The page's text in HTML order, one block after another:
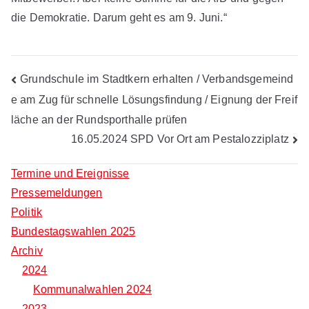
die Demokratie. Darum geht es am 9. Juni.“
Beitragsnavigation
Grundschule im Stadtkern erhalten / Verbandsgemeind
e am Zug für schnelle Lösungsfindung / Eignung der Freif
läche an der Rundsporthalle prüfen
16.05.2024 SPD Vor Ort am Pestalozziplatz
Termine und Ereignisse
Pressemeldungen
Politik
Bundestagswahlen 2025
Archiv
2024
Kommunalwahlen 2024